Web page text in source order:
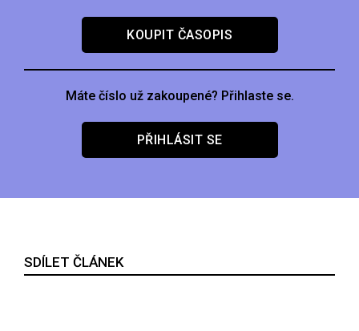
KOUPIT ČASOPIS
Máte číslo už zakoupené? Přihlaste se.
PŘIHLÁSIT SE
SDÍLET ČLÁNEK